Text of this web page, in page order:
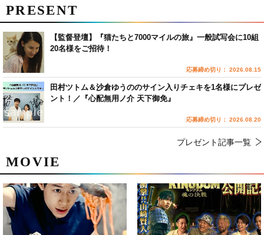
MOVIE
PRESENT
【監督登壇】『猫たちと7000マイルの旅』一般試写会に10組
20名様をご招待！
応募締め切り： 2026.08.15
田村ツトム＆沙倉ゆうののサイン入りチェキを1名様にプレゼ
ント！／『心配無用ノ介 天下御免』
応募締め切り： 2026.08.20
プレゼント記事一覧